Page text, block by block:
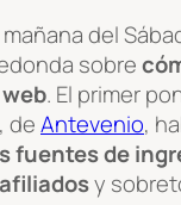
del
sobre
. El primer
, deAntevenio,
fuentes de
afiliadosy